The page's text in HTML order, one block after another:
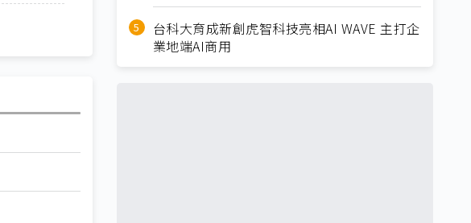
台科大育成新創虎智科技亮相AI WAVE 主打企
業地端AI商用